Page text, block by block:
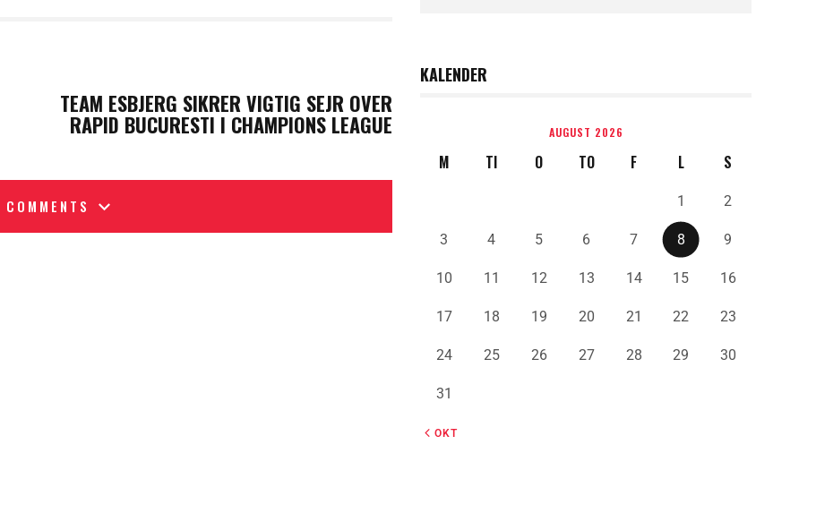
TEAM ESBJERG SIKRER VIGTIG SEJR OVER
RAPID BUCURESTI I CHAMPIONS LEAGUE
COMMENTS
KALENDER
AUGUST 2026
M TI O TO F L S
1 2
3 4 5 6 7 8 9
10 11 12 13 14 15 16
17 18 19 20 21 22 23
24 25 26 27 28 29 30
31
« OKT